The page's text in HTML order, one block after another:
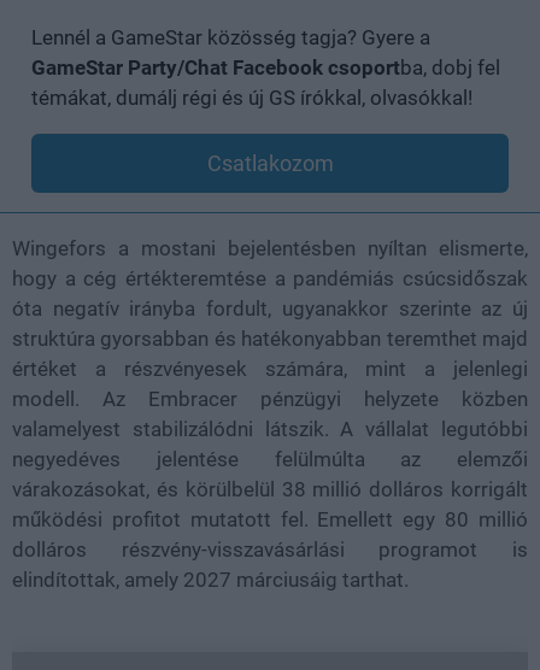
Lennél a GameStar közösség tagja? Gyere a
GameStar Party/Chat Facebook csoportba, dobj fel
témákat, dumálj régi és új GS írókkal, olvasókkal!
Csatlakozom
Wingefors a mostani bejelentésben nyíltan elismerte,
hogy a cég értékteremtése a pandémiás csúcsidőszak
óta negatív irányba fordult, ugyanakkor szerinte az új
struktúra gyorsabban és hatékonyabban teremthet majd
értéket a részvényesek számára, mint a jelenlegi
modell. Az Embracer pénzügyi helyzete közben
valamelyest stabilizálódni látszik. A vállalat legutóbbi
negyedéves jelentése felülmúlta az elemzői
várakozásokat, és körülbelül 38 millió dolláros korrigált
működési profitot mutatott fel. Emellett egy 80 millió
dolláros részvény-visszavásárlási programot is
elindítottak, amely 2027 márciusáig tarthat.